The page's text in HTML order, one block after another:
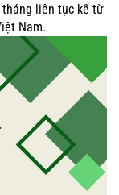
liên tục kể từ
Nam.